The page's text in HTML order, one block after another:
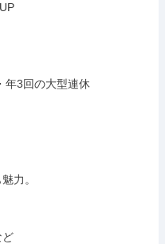
年3回の大型連休
力。
ど